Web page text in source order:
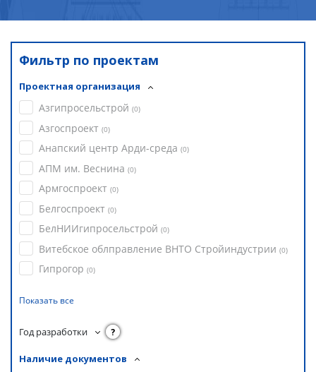
Фильтр по проектам
Проектная организация
Азгипросельстрой (0)
Азгоспроект (0)
Анапский центр Арди-среда (0)
АПМ им. Веснина (0)
Армгоспроект (0)
Белгоспроект (0)
БелНИИгипросельстрой (0)
Витебское облправление ВНТО Стройиндустрии (0)
Гипрогор (0)
Показать все
Год разработки ?
Наличие документов